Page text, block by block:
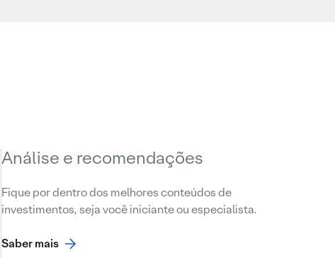
Análise e recomendações
Fique por dentro dos melhores conteúdos de
investimentos, seja você iniciante ou especialista.
Saber mais